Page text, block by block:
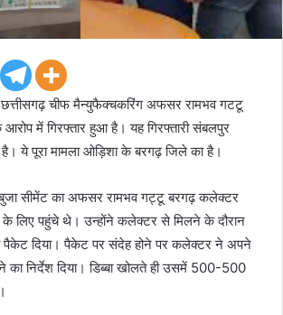
चीफ मैन्युफैक्चकरिंग अफसर रामभव गटटू
में गिरफ्तार हुआ है। यह गिरफ्तारी संबलपुर
ये पूरा मामला ओड़िशा के बरगढ़ जिले का है।
सीमेंट का अफसर रामभव गट्टू बरगढ़ कलेक्टर
लिए पहुंचे थे। उन्होंने कलेक्टर से मिलने के दौरान
पैकेट दिया। पैकेट पर संदेह होने पर कलेक्टर ने अपने
का निर्देश दिया। डिब्बा खोलते ही उसमें 500-500